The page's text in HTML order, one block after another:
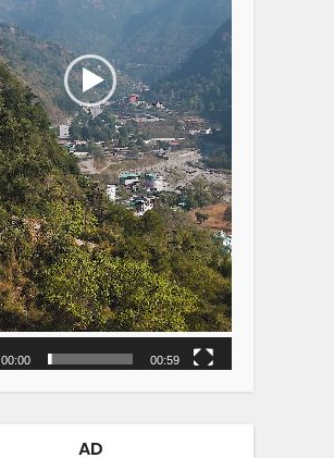
00:00 00:59
AD